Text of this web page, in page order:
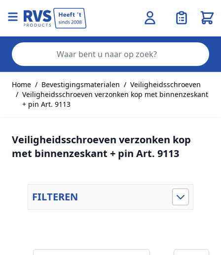
Home / Bevestigingsmaterialen / Veiligheidsschroeven
/ Veiligheidsschroeven verzonken kop met binnenzeskant
+ pin Art. 9113
Veiligheidsschroeven verzonken kop
met binnenzeskant + pin Art. 9113
FILTEREN